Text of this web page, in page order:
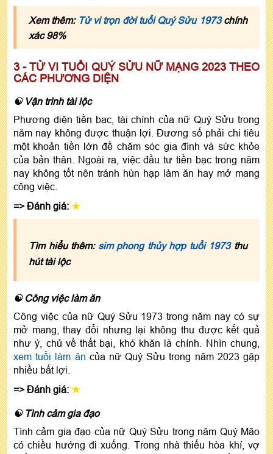
Xem thêm: Tử vi trọn đời tuổi Quý Sửu 1973chính
xác 98%
3 - TỬ VI TUỔI QUÝ SỬU NỮ MẠNG 2023 THEO
CÁC PHƯƠNG DIỆN
☯ Vận trình tài lộc
Phương diện tiền bạc, tài chính của nữ Quý Sửu trong
năm nay không được thuận lợi. Đương số phải chi tiêu
một khoản tiền lớn để chăm sóc gia đình và sức khỏe
của bản thân. Ngoài ra, việc đầu tư tiền bạc trong năm
nay không tốt nên tránh hùn hạp làm ăn hay mở mang
công việc.
=> Đánh giá: ★
Tìm hiểu thêm: sim phong thủy hợp tuổi 1973thu
hút tài lộc
☯ Công việc làm ăn
Công việc của nữ Quý Sửu 1973 trong năm nay có sự
mở mang, thay đổi nhưng lại không thu được kết quả
như ý, chủ về thất bại, khó khăn là chính. Nhìn chung,
xem tuổi làm ăn của nữ Quý Sửu trong năm 2023 gặp
nhiều bất lợi.
=> Đánh giá: ★
☯ Tình cảm gia đạo
Tình cảm gia đạo của nữ Quý Sửu trong năm Quý Mão
có chiều hướng đi xuống. Trong nhà thiếu hòa khí, vợ